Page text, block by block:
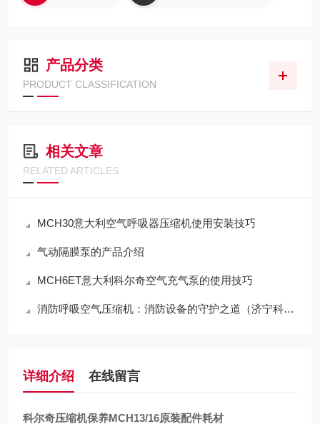
产品分类
PRODUCT CLASSIFICATION
相关文章
RELATED ARTICLES
MCH30意大利空气呼吸器压缩机使用安装技巧
气动隔膜泵的产品介绍
MCH6ET意大利科尔奇空气充气泵的使用技巧
消防呼吸空气压缩机：消防设备的守护之道（济宁科尔奇原创作品，侵权必究）
详细介绍 在线留言
科尔奇压缩机保养MCH13/16原装配件耗材